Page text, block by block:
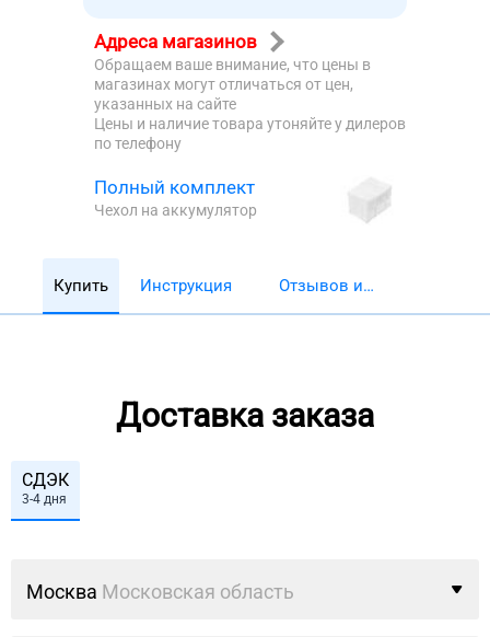
Адреса магазинов
Обращаем ваше внимание, что цены в
магазинах могут отличаться от цен,
указанных на сайте
Цены и наличие товара утоняйте у дилеров
по телефону
Полный комплект
Чехол на аккумулятор
Купить Инструкция
Отзывов и
Доставка заказа
СДЭК
3-4 дня
Москва Московская область